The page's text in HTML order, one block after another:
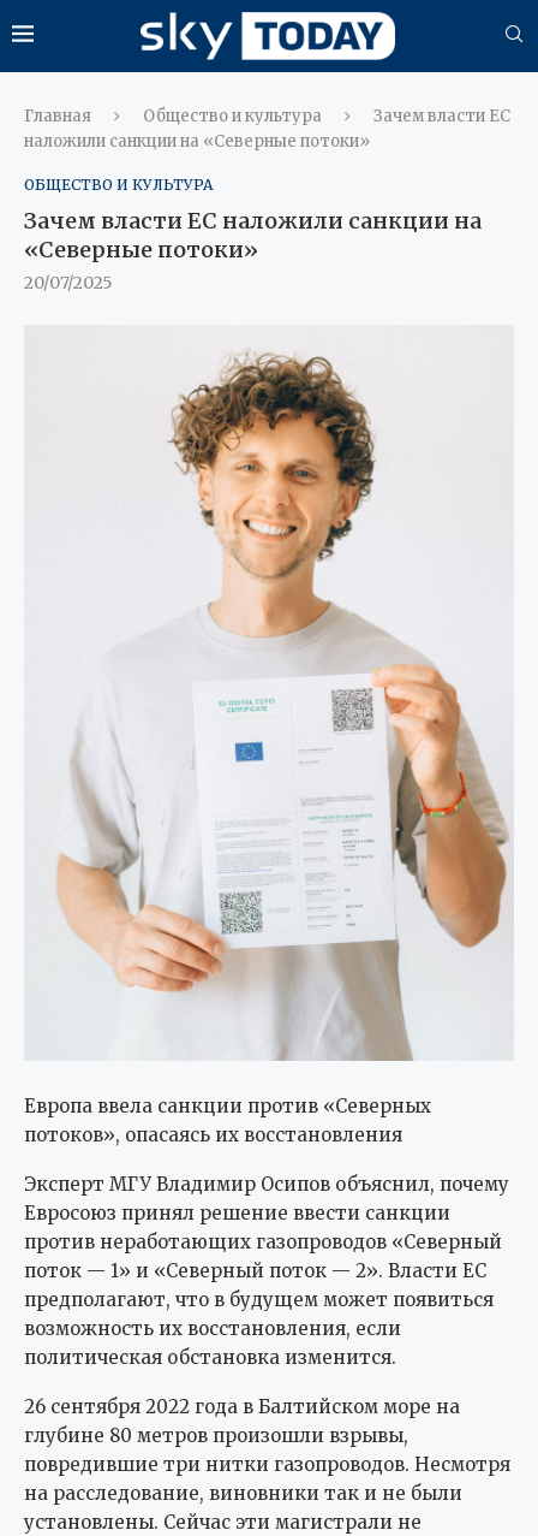
Главная Общество и культура
Зачем власти ЕС
наложили санкции на «Северные потоки»
ОБЩЕСТВО И КУЛЬТУРА
Зачем власти ЕС наложили санкции на
«Северные потоки»
20/07/2025
Европа ввела санкции против «Северных
потоков», опасаясь их восстановления
Эксперт МГУ Владимир Осипов объяснил, почему
Евросоюз принял решение ввести санкции
против неработающих газопроводов «Северный
поток — 1» и «Северный поток — 2». Власти ЕС
предполагают, что в будущем может появиться
возможность их восстановления, если
политическая обстановка изменится.
26 сентября 2022 года в Балтийском море на
глубине 80 метров произошли взрывы,
повредившие три нитки газопроводов. Несмотря
на расследование, виновники так и не были
установлены. Сейчас эти магистрали не